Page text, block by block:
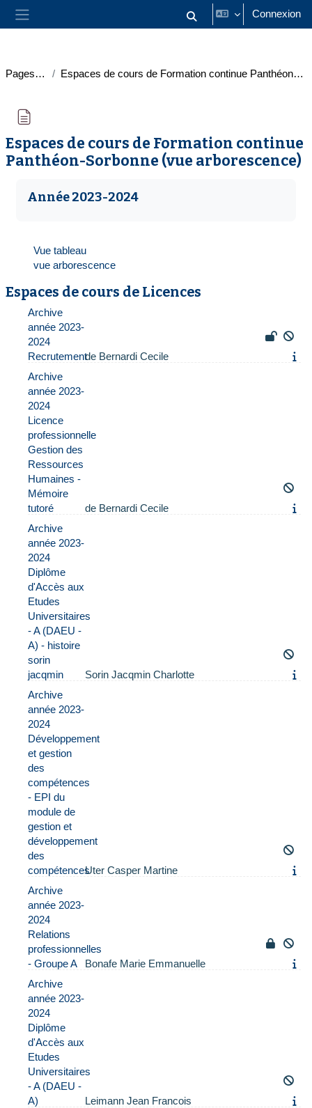
Panneau latéral Activer/désactiver la saisie
Connexion
Pages du site Espaces de cours de Formation continue Panthéon-Sorbonne (vue arborescence)
Espaces de cours de Formation continue
Panthéon-Sorbonne (vue arborescence)
Année 2023-2024
Vue tableau
vue arborescence
Espaces de cours de Licences
Archive
année 2023-
2024
Recrutementde Bernardi Cecile
Archive
année 2023-
2024
Licence
professionnelle
Gestion des
Ressources
Humaines -
Mémoire
tutoré
de Bernardi Cecile
Archive
année 2023-
2024
Diplôme
d'Accès aux
Etudes
Universitaires
- A (DAEU -
A) - histoire
sorin
jacqmin
Sorin Jacqmin Charlotte
Archive
année 2023-
2024
Développement
et gestion
des
compétences
- EPI du
module de
gestion et
développement
des
compétencesUter Casper Martine
Archive
année 2023-
2024
Relations
professionnelles
- Groupe A
Bonafe Marie Emmanuelle
Archive
année 2023-
2024
Diplôme
d'Accès aux
Etudes
Universitaires
- A (DAEU -
A)
Leimann Jean Francois